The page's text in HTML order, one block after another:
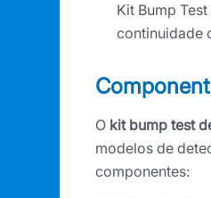
Kit Bump
continuidade
O kit bump test
modelos de
componentes: